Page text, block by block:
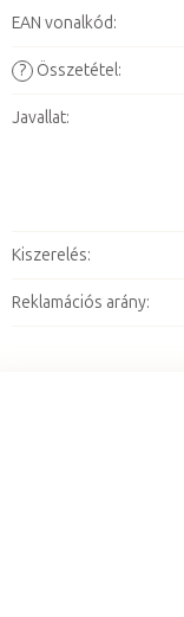
EAN vonalkód:
? Összetétel:
Javallat:
Kiszerelés:
Reklamációs arány: